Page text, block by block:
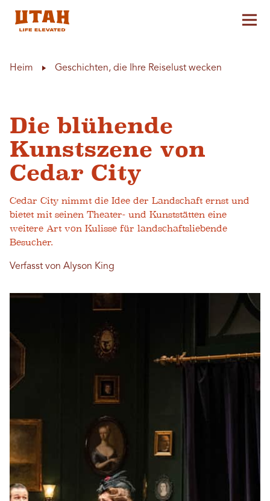
Heim Geschichten, die Ihre Reiselust wecken
Die blühende
Kunstszene von
Cedar City
Cedar City nimmt die Idee der Landschaft ernst und
bietet mit seinen Theater- und Kunststätten eine
weitere Art von Kulisse für landschaftsliebende
Besucher.
Verfasst von Alyson King